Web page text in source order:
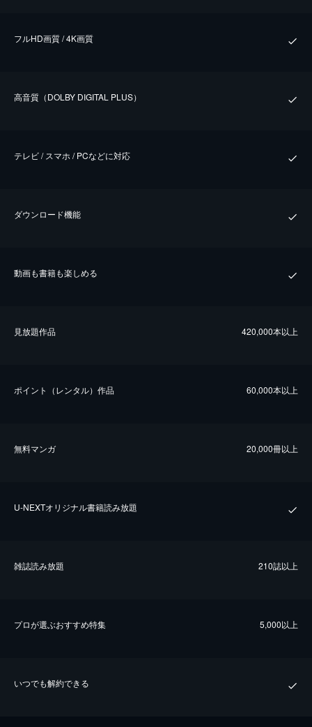
フルHD画質 / 4K画質
⾼⾳質（DOLBY DIGITAL PLUS）
テレビ / スマホ / PCなどに対応
ダウンロード機能
動画も書籍も楽しめる
⾒放題作品 420,000本以上
ポイント（レンタル）作品 60,000本以上
無料マンガ 20,000冊以上
U-NEXTオリジナル書籍読み放題
雑誌読み放題 210誌以上
プロが選ぶおすすめ特集 5,000以上
いつでも解約できる